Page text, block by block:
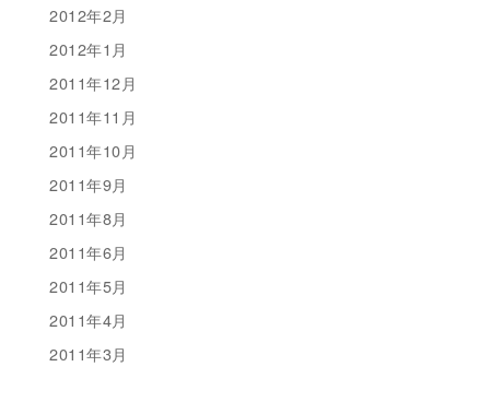
2012年2月
2012年1月
2011年12月
2011年11月
2011年10月
2011年9月
2011年8月
2011年6月
2011年5月
2011年4月
2011年3月